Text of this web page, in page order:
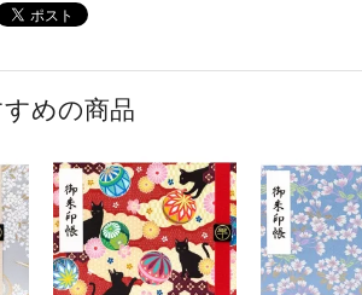
めの商品